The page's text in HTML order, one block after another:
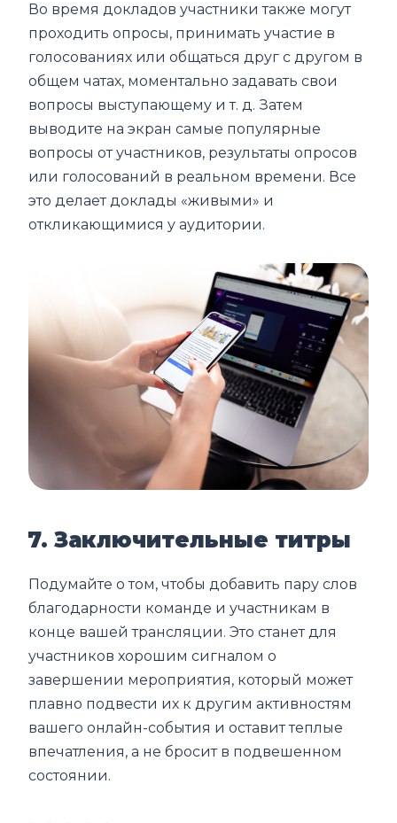
Во время докладов участники также могут
проходить опросы, принимать участие в
голосованиях или общаться друг с другом в
общем чатах, моментально задавать свои
вопросы выступающему и т. д. Затем
выводите на экран самые популярные
вопросы от участников, результаты опросов
или голосований в реальном времени. Все
это делает доклады «живыми» и
откликающимися у аудитории.
7. Заключительные титры
Подумайте о том, чтобы добавить пару слов
благодарности команде и участникам в
конце вашей трансляции. Это станет для
участников хорошим сигналом о
завершении мероприятия, который может
плавно подвести их к другим активностям
вашего онлайн-события и оставит теплые
впечатления, а не бросит в подвешенном
состоянии.